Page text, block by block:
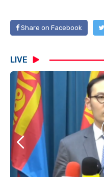
Share on Facebook
LIVE